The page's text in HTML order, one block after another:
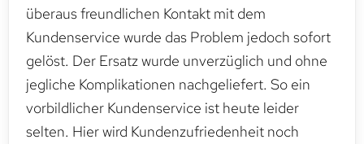
überaus freundlichen Kontakt mit dem
Kundenservice wurde das Problem jedoch sofort
gelöst. Der Ersatz wurde unverzüglich und ohne
jegliche Komplikationen nachgeliefert. So ein
vorbildlicher Kundenservice ist heute leider
selten. Hier wird Kundenzufriedenheit noch